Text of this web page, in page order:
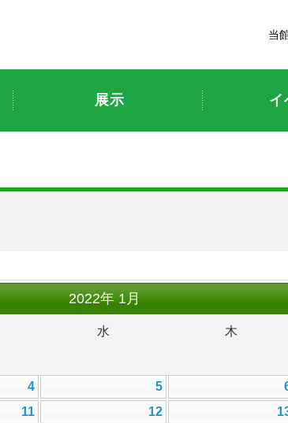
当
展示 イ
2022年1月
水 木
4 5
11 12